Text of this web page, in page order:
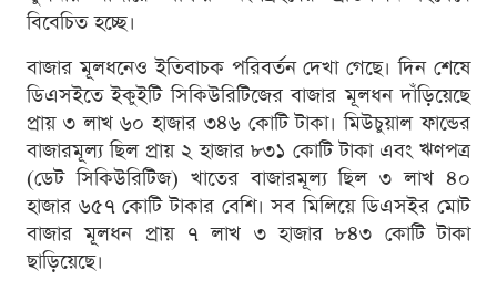
বিবেচিত হচ্ছে।
বাজার মূলধনেও ইতিবাচক পরিবর্তন দেখা গেছে। দিন শেষে
ডিএসইতে ইকুইটি সিকিউরিটিজের বাজার মূলধন দাঁড়িয়েছে
প্রায় ৩ লাখ ৬০ হাজার ৩৪৬ কোটি টাকা। মিউচুয়াল ফান্ডের
বাজারমূল্য ছিল প্রায় ২ হাজার ৮৩১ কোটি টাকা এবং ঋণপত্র
(ডেট সিকিউরিটিজ) খাতের বাজারমূল্য ছিল ৩ লাখ ৪০
হাজার ৬৫৭ কোটি টাকার বেশি। সব মিলিয়ে ডিএসইর মোট
বাজার মূলধন প্রায় ৭ লাখ ৩ হাজার ৮৪৩ কোটি টাকা
ছাড়িয়েছে।